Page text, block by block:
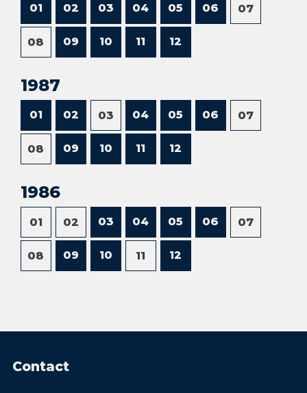
01 02 03 04 05 06 07
08 09 10 11 12
1987
01 02 03 04 05 06 07
08 09 10 11 12
1986
01 02 03 04 05 06 07
08 09 10 11 12
Contact